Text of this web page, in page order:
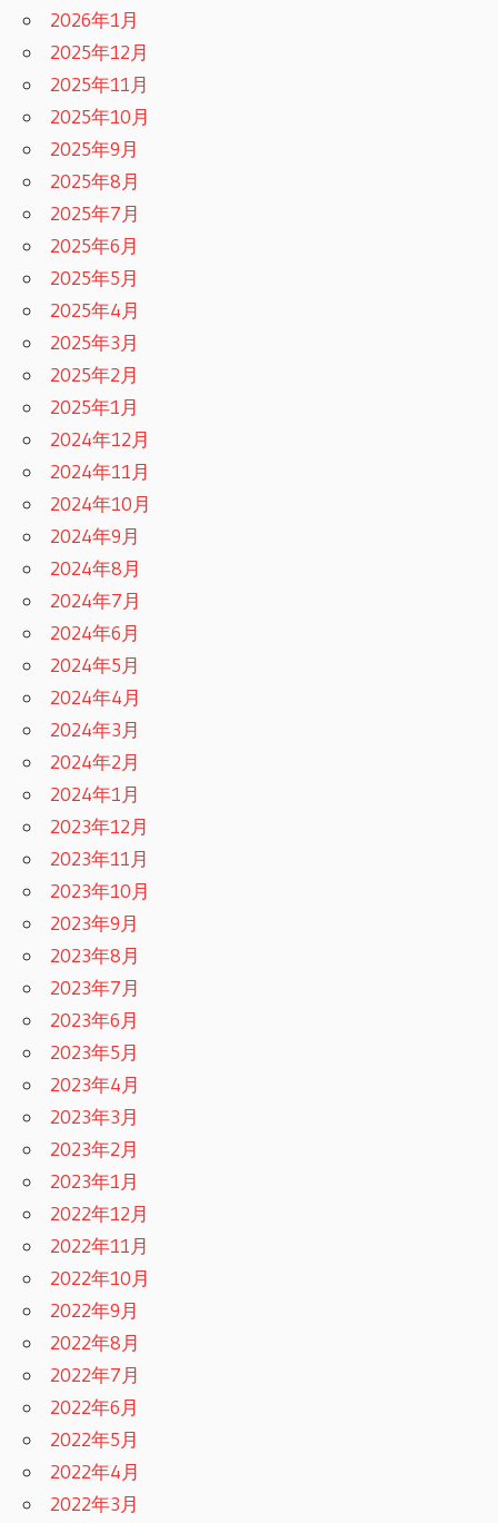
2026年1月
2025年12月
2025年11月
2025年10月
2025年9月
2025年8月
2025年7月
2025年6月
2025年5月
2025年4月
2025年3月
2025年2月
2025年1月
2024年12月
2024年11月
2024年10月
2024年9月
2024年8月
2024年7月
2024年6月
2024年5月
2024年4月
2024年3月
2024年2月
2024年1月
2023年12月
2023年11月
2023年10月
2023年9月
2023年8月
2023年7月
2023年6月
2023年5月
2023年4月
2023年3月
2023年2月
2023年1月
2022年12月
2022年11月
2022年10月
2022年9月
2022年8月
2022年7月
2022年6月
2022年5月
2022年4月
2022年3月